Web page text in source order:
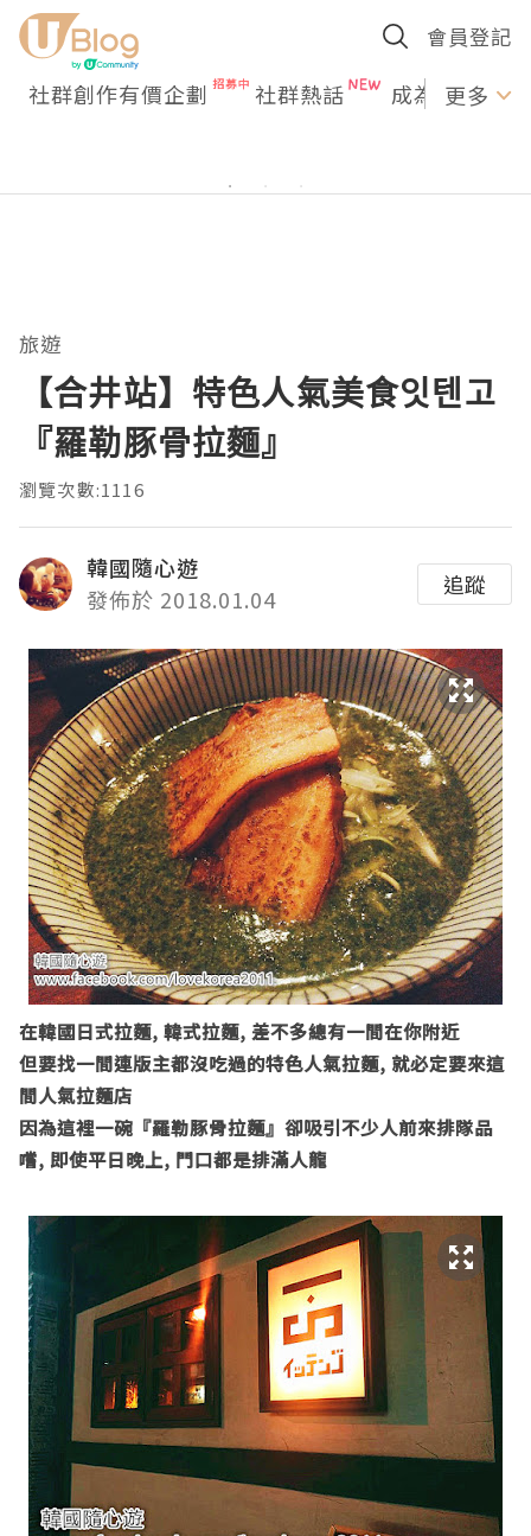
會員登記
社群創作有價企劃 社群熱話 成為U更多
旅遊
【合井站】特色人氣美食잇텐고
『羅勒豚骨拉麵』
瀏覽次數:1116
韓國隨心遊
發佈於 2018.01.04
追蹤
在韓國日式拉麵, 韓式拉麵, 差不多總有一間在你附近
但要找一間連版主都沒吃過的特色人氣拉麵, 就必定要來這
間人氣拉麵店
因為這裡一碗『羅勒豚骨拉麵』卻吸引不少人前來排隊品
嚐, 即使平日晚上, 門口都是排滿人龍